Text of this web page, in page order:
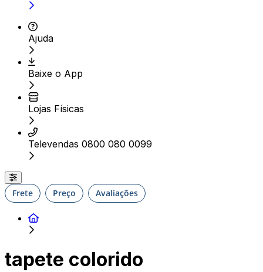
Ajuda
Baixe o App
Lojas Físicas
Televendas 0800 080 0099
Frete Preço Avaliações
tapete colorido